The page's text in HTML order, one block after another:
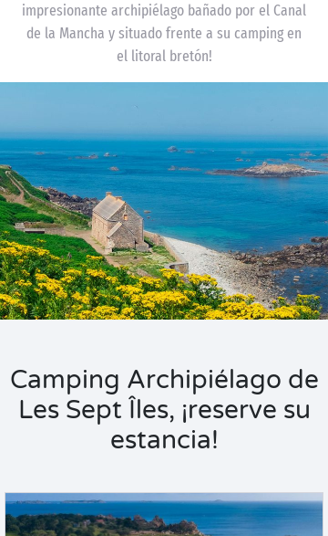
impresionante archipiélago bañado por el Canal
de la Mancha y situado frente a su camping en
el litoral bretón!
Camping Archipiélago de
Les Sept Îles, ¡reserve su
estancia!